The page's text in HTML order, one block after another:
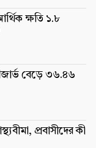
ক্ষতি ১.৮
বেড়ে ৩৬.৪৬
প্রবাসীদের কী